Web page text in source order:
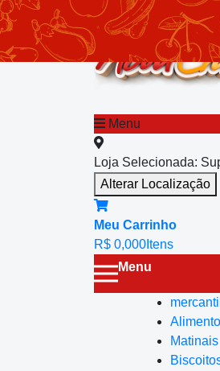
Menu
Loja Selecionada:
Alterar Localização
Meu Carrinho
R$ 0,000 Itens
Menu
Matinais